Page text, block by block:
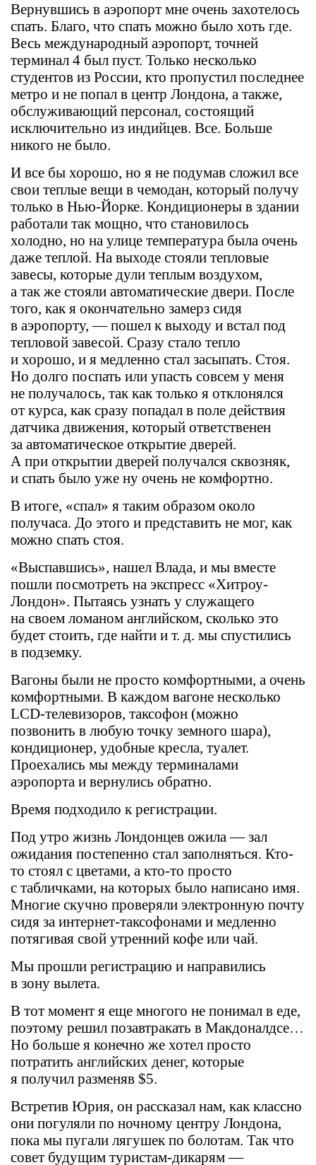
Вернувшись в аэропорт мне очень захотелось
спать. Благо, что спать можно было хоть где.
Весь международный аэропорт, точней
терминал 4 был пуст. Только несколько
студентов из России, кто пропустил последнее
метро и не попал в центр Лондона, а также,
обслуживающий персонал, состоящий
исключительно из индийцев. Все. Больше
никого не было.
И все бы хорошо, но я не подумав сложил все
свои теплые вещи в чемодан, который получу
только в Нью-Йорке. Кондиционеры в здании
работали так мощно, что становилось
холодно, но на улице температура была очень
даже теплой. На выходе стояли тепловые
завесы, которые дули теплым воздухом,
а так же стояли автоматические двери. После
того, как я окончательно замерз сидя
в аэропорту, — пошел к выходу и встал под
тепловой завесой. Сразу стало тепло
и хорошо, и я медленно стал засыпать. Стоя.
Но долго поспать или упасть совсем у меня
не получалось, так как только я отклонялся
от курса, как сразу попадал в поле действия
датчика движения, который ответственен
за автоматическое открытие дверей.
А при открытии дверей получался сквозняк,
и спать было уже ну очень не комфортно.
В итоге, «спал» я таким образом около
получаса. До этого и представить не мог, как
можно спать стоя.
«Выспавшись», нашел Влада, и мы вместе
пошли посмотреть на экспресс «Хитроу-
Лондон». Пытаясь узнать у служащего
на своем ломаном английском, сколько это
будет стоить, где найти и т. д. мы спустились
в подземку.
Вагоны были не просто комфортными, а очень
комфортными. В каждом вагоне несколько
LCD-телевизоров, таксофон (можно
позвонить в любую точку земного шара),
кондиционер, удобные кресла, туалет.
Проехались мы между терминалами
аэропорта и вернулись обратно.
Время подходило к регистрации.
Под утро жизнь Лондонцев ожила — зал
ожидания постепенно стал заполняться. Кто-
то стоял с цветами, а кто-то просто
с табличками, на которых было написано имя.
Многие скучно проверяли электронную почту
сидя за интернет-таксофонами и медленно
потягивая свой утренний кофе или чай.
Мы прошли регистрацию и направились
в зону вылета.
В тот момент я еще многого не понимал в еде,
поэтому решил позавтракать в Макдоналдсе…
Но больше я конечно же хотел просто
потратить английских денег, которые
я получил разменяв $5.
Встретив Юрия, он рассказал нам, как классно
они погуляли по ночному центру Лондона,
пока мы пугали лягушек по болотам. Так что
совет будущим туристам-дикарям —